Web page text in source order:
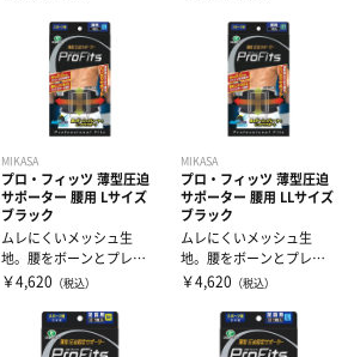
MIKASA
プロ・フィッツ 薄型圧迫
サポーター 腰用 Lサイズ
ブラック
ムレにくいメッシュ生
地。腰をボーンとプレー
トでしっかりサポート。
￥4,620 （税込）
MIKASA
プロ・フィッツ 薄型圧迫
サポーター 腰用 LLサイズ
ブラック
ムレにくいメッシュ生
地。腰をボーンとプレー
トでしっかりサポート。
￥4,620 （税込）